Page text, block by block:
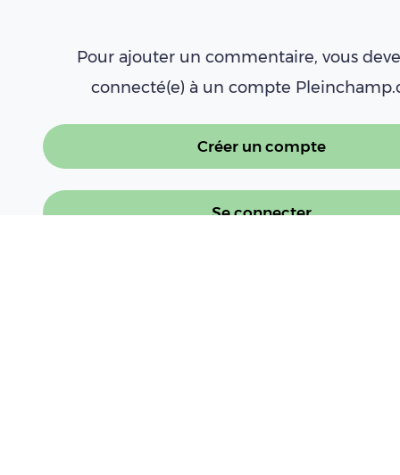
Pour ajouter un commentaire, vous
connecté(e) à un compte
Créer un compte
Se connecter